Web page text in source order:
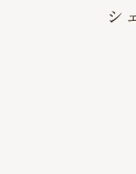
シ